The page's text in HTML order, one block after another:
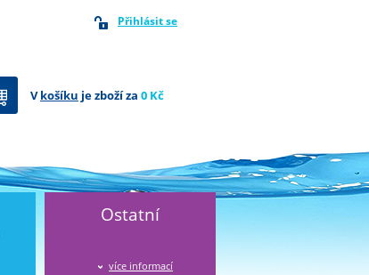
Přihlásit se
Vkošíku je zboží za 0 Kč
Ostatní
více informací